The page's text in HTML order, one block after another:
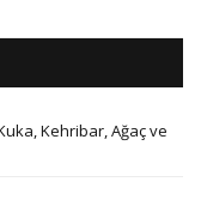
Kehribar, Ağaç ve